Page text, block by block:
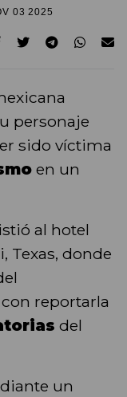
03 2025
personaje
sido víctima
en un
al hotel
Texas, donde
reportarla
del
un